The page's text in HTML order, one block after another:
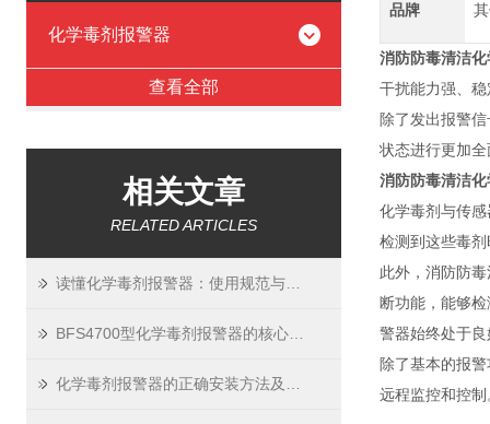
化学毒剂报警器
查看全部
相关文章
RELATED ARTICLES
品牌
消防防毒清洁
干扰能力强、
除了发出报警
状态进行更加
消防防毒清洁
化学毒剂与传
检测到这些毒
此外，消防防
断功能，能够
警器始终处于
除了基本的报
远程监控和控